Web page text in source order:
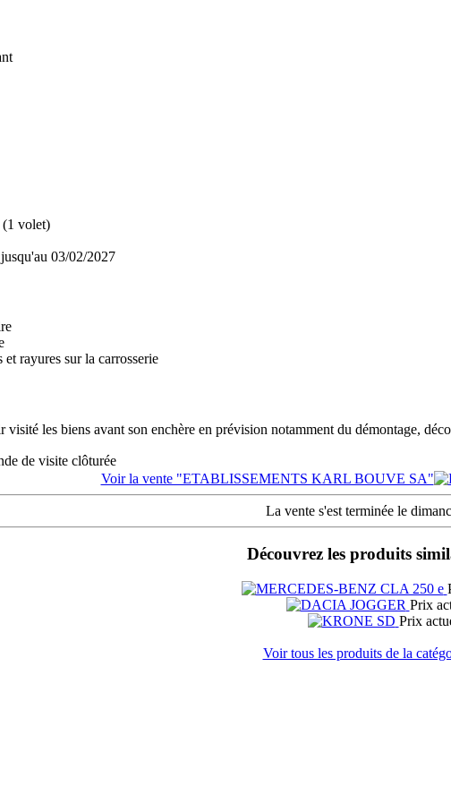
volet)
03/02/2027
et rayures sur la carrosserie
visité les biens avant son enchère en prévision notamment du démontage,
de visite clôturée
Voir la vente "ETABLISSEMENTS KARL BOUVE SA"
La vente s'est terminée le
Découvrez les produits
Prix
Prix
Voir tous les produits de la